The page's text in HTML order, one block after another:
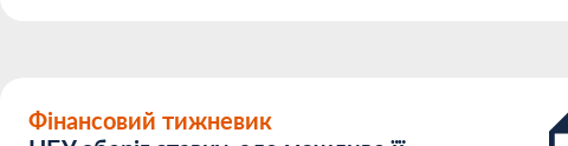
Фінансовий тижневик